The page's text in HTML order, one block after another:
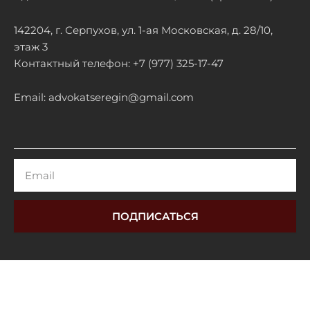
142204, г. Серпухов, ул. 1-ая Московская, д. 28/10,
этаж 3
Контактный телефон: +7 (977) 325-17-47
Email: advokatseregin@gmail.com
ПОДПИСАТЬСЯ